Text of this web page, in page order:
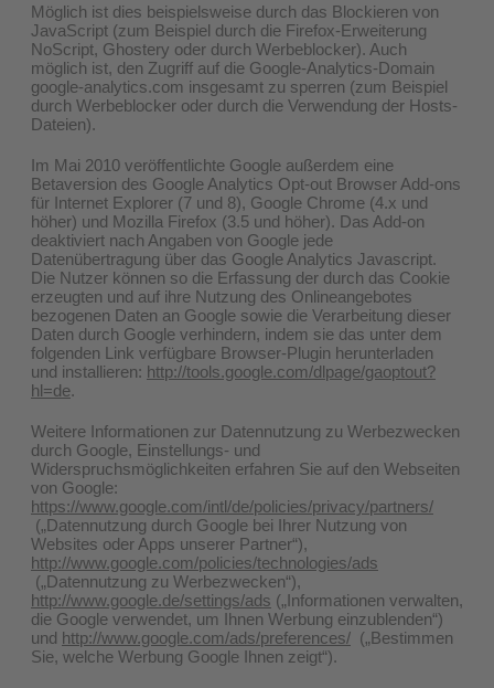
Möglich ist dies beispielsweise durch das Blockieren von
JavaScript (zum Beispiel durch die Firefox-Erweiterung
NoScript, Ghostery oder durch Werbeblocker). Auch
möglich ist, den Zugriff auf die Google-Analytics-Domain
google-analytics.com insgesamt zu sperren (zum Beispiel
durch Werbeblocker oder durch die Verwendung der Hosts-
Dateien).
Im Mai 2010 veröffentlichte Google außerdem eine
Betaversion des Google Analytics Opt-out Browser Add-ons
für Internet Explorer (7 und 8), Google Chrome (4.x und
höher) und Mozilla Firefox (3.5 und höher). Das Add-on
deaktiviert nach Angaben von Google jede
Datenübertragung über das Google Analytics Javascript.
Die Nutzer können so die Erfassung der durch das Cookie
erzeugten und auf ihre Nutzung des Onlineangebotes
bezogenen Daten an Google sowie die Verarbeitung dieser
Daten durch Google verhindern, indem sie das unter dem
folgenden Link verfügbare Browser-Plugin herunterladen
und installieren: http://tools.google.com/dlpage/gaoptout?
hl=de.
Weitere Informationen zur Datennutzung zu Werbezwecken
durch Google, Einstellungs- und
Widerspruchsmöglichkeiten erfahren Sie auf den Webseiten
von Google:
https://www.google.com/intl/de/policies/privacy/partners/
(„Datennutzung durch Google bei Ihrer Nutzung von
Websites oder Apps unserer Partner“),
http://www.google.com/policies/technologies/ads
(„Datennutzung zu Werbezwecken“),
http://www.google.de/settings/ads („Informationen verwalten,
die Google verwendet, um Ihnen Werbung einzublenden“)
und http://www.google.com/ads/preferences/ („Bestimmen
Sie, welche Werbung Google Ihnen zeigt“).